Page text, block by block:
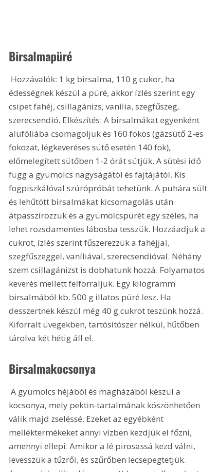
Birsalmapüré
édességnek készül a püré, akkor ízlés szerint egy
csipet fahéj, csillagánizs, vanília, szegfűszeg,
szerecsendió. Elkészítés: A birsalmákat egyenként
alufóliába csomagoljuk és 160 fokos (gázsütő 2-es
fokozat, légkeveréses sütő esetén 140 fok),
előmelegített sütőben 1-2 órát sütjük. A sütési idő
függ a gyümölcs nagyságától és fajtájától. Kis
fogpiszkálóval szúrópróbát tehetünk. A puhára sült
és lehűtött birsalmákat kicsomagolás után
átpasszírozzuk és a gyümölcspürét egy széles, ha
lehet rozsdamentes lábosba tesszük. Hozzáadjuk a
cukrot, ízlés szerint fűszerezzük a fahéjjal,
szegfűszeggel, vaníliával, szerecsendióval. Néhány
szem csillagánizst is dobhatunk hozzá. Folyamatos
keverés mellett felforraljuk. Egy kilogramm
birsalmából kb. 500 g illatos püré lesz. Ha
desszertnek készül még 40 g cukrot teszünk hozzá.
Kiforralt üvegekben, tartósítószer nélkül, hűtőben
tárolva két hétig áll el.
Birsalmakocsonya
A gyümölcs héjából és magházából készül a
kocsonya, mely pektin-tartalmának köszönhetően
válik majd zseléssé. Ezeket az egyébként
melléktermékeket annyi vízben kezdjük el főzni,
amennyi ellepi. Amikor a lé pirosassá kezd válni,
levesszük a tűzről, és szűrőben lecsepegtetjük.